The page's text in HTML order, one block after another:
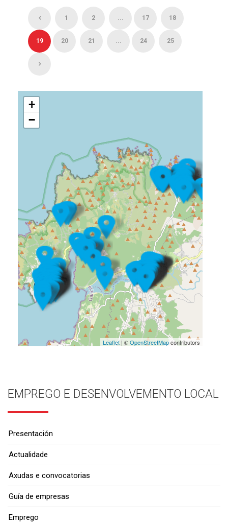
1 2 ... 17 18
19 20 21 ... 24 25
+
−
Leaflet| ©OpenStreetMapcontributors
EMPREGO E DESENVOLVEMENTO LOCAL
Presentación
Actualidade
Axudas e convocatorias
Guía de empresas
Emprego